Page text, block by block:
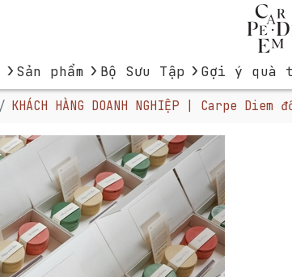
› Sản phẩm › Bộ Sưu Tập › Gợi ý quà
KHÁCH HÀNG DOANH NGHIỆP | Carpe